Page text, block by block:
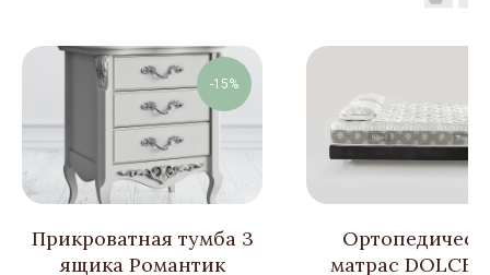
-15%
Прикроватная тумба 3
ящика Романтик
матрас DOLCE